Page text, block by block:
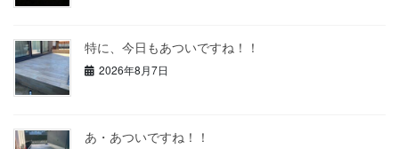
特に、今日もあついですね！！
2026年8月7日
あ・あついですね！！